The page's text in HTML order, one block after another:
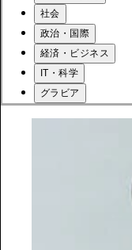
社会
政治・国際
経済・ビジネス
IT・科学
グラビア